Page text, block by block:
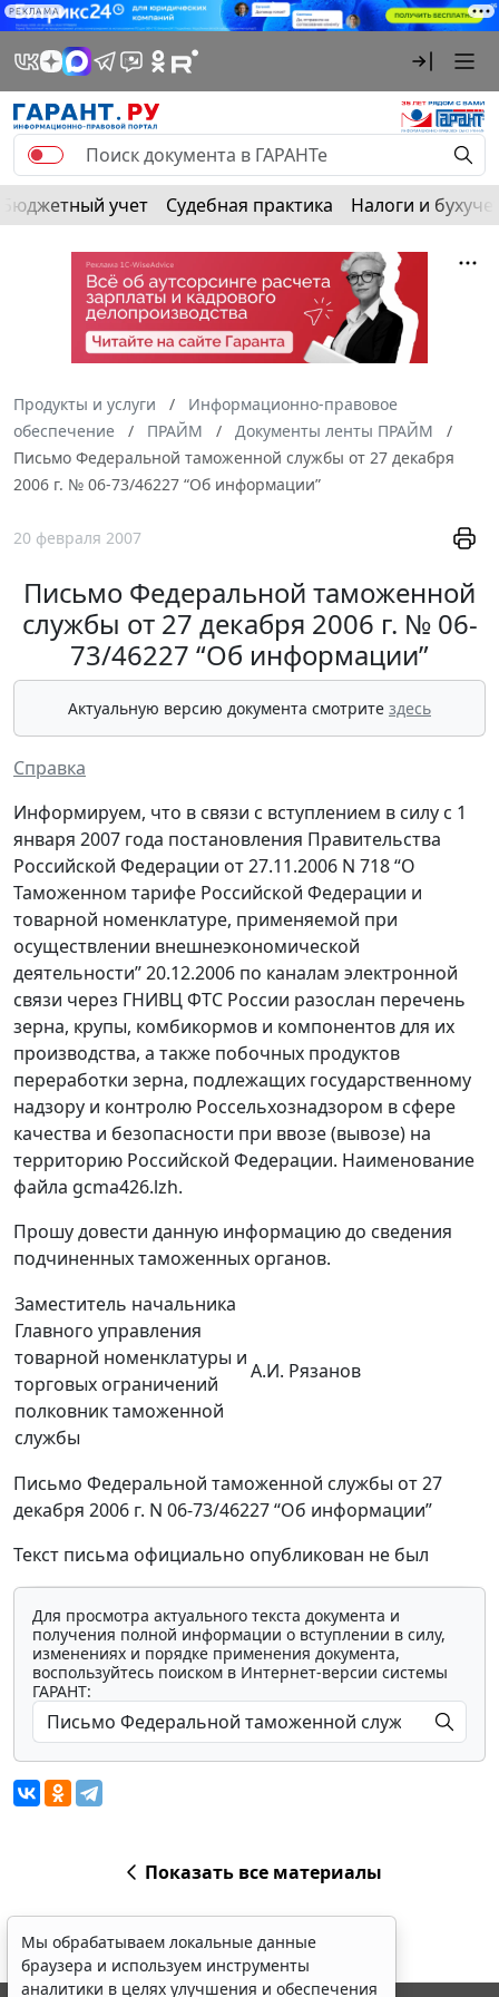
РЕКЛАМА
Бюджетный учет Судебная практика Налоги и
Продукты и услуги
Информационно-правовое
обеспечение
ПРАЙМ
Документы ленты ПРАЙМ
Письмо Федеральной таможенной службы от 27 декабря
2006 г. № 06-73/46227 “Об информации”
20 февраля 2007
Письмо Федеральной таможенной
службы от 27 декабря 2006 г. № 06-
73/46227 “Об информации”
Актуальную версию документа смотрите здесь
Справка
Информируем, что в связи с вступлением в силу с 1
января 2007 года постановления Правительства
Российской Федерации от 27.11.2006 N 718 “О
Таможенном тарифе Российской Федерации и
товарной номенклатуре, применяемой при
осуществлении внешнеэкономической
деятельности” 20.12.2006 по каналам электронной
связи через ГНИВЦ ФТС России разослан перечень
зерна, крупы, комбикормов и компонентов для их
производства, а также побочных продуктов
переработки зерна, подлежащих государственному
надзору и контролю Россельхознадзором в сфере
качества и безопасности при ввозе (вывозе) на
территорию Российской Федерации. Наименование
файла gcma426.lzh.
Прошу довести данную информацию до сведения
подчиненных таможенных органов.
Заместитель начальника
Главного управления
товарной номенклатуры и
торговых ограничений
полковник таможенной
службы
А.И. Рязанов
Письмо Федеральной таможенной службы от 27
декабря 2006 г. N 06-73/46227 “Об информации”
Текст письма официально опубликован не был
Для просмотра актуального текста документа и
получения полной информации о вступлении в силу,
изменениях и порядке применения документа,
воспользуйтесь поиском в Интернет-версии системы
ГАРАНТ:
Показать все материалы
Мы обрабатываем локальные данные
браузера и используем инструменты
аналитики в целях улучшения и обеспечения